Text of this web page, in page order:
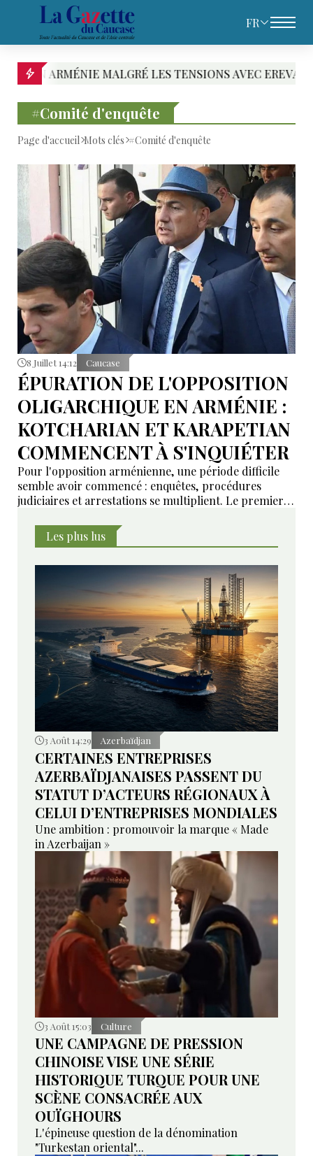
FR
MALGRÉ LES TENSIONS AVEC EREVAN
#Comité d'enquête
Page d'accueil Mots clés #Comité d'enquête
8 Juillet 14:12 Caucase
ÉPURATION DE L'OPPOSITION
OLIGARCHIQUE EN ARMÉNIE :
KOTCHARIAN ET KARAPETIAN
COMMENCENT À S'INQUIÉTER
Pour l'opposition arménienne, une période difficile
semble avoir commencé : enquêtes, procédures
judiciaires et arrestations se multiplient. Le premier à
milliardaire Gagik Tsaroukian.
Les plus lus
3 Août 14:29 Azerbaïdjan
CERTAINES ENTREPRISES
AZERBAÏDJANAISES PASSENT DU
STATUT D’ACTEURS RÉGIONAUX À
CELUI D’ENTREPRISES MONDIALES
Une ambition : promouvoir la marque « Made
in Azerbaijan »
3 Août 15:03 Culture
UNE CAMPAGNE DE PRESSION
CHINOISE VISE UNE SÉRIE
HISTORIQUE TURQUE POUR UNE
SCÈNE CONSACRÉE AUX
OUÏGHOURS
L'épineuse question de la dénomination
"Turkestan oriental"...